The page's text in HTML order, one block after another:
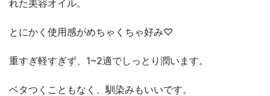
れた美容オイル。
とにかく使用感がめちゃくちゃ好み♡
重すぎ軽すぎず、1~2適でしっとり潤います。
ベタつくこともなく、馴染みもいいです。